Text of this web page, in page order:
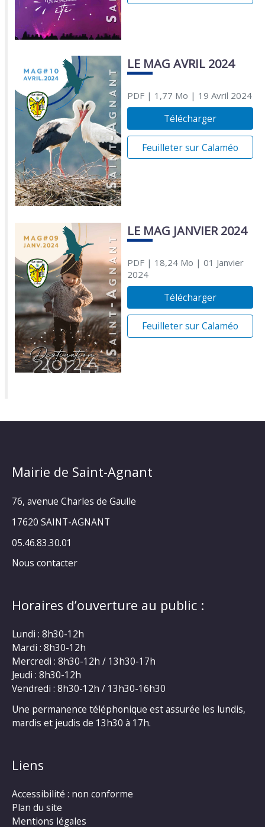
LE MAG AVRIL 2024
PDF| 1,77 Mo | 19 Avril 2024
Télécharger
Feuilleter sur Calaméo
LE MAG JANVIER 2024
PDF| 18,24 Mo | 01 Janvier
2024
Télécharger
Feuilleter sur Calaméo
Mairie de Saint-Agnant
76, avenue Charles de Gaulle
17620 SAINT-AGNANT
05.46.83.30.01
Nous contacter
Horaires d’ouverture au public :
Lundi : 8h30-12h
Mardi : 8h30-12h
Mercredi : 8h30-12h / 13h30-17h
Jeudi : 8h30-12h
Vendredi : 8h30-12h / 13h30-16h30
Une permanence téléphonique est assurée les lundis,
mardis et jeudis de 13h30 à 17h.
Liens
Accessibilité : non conforme
Plan du site
Mentions légales